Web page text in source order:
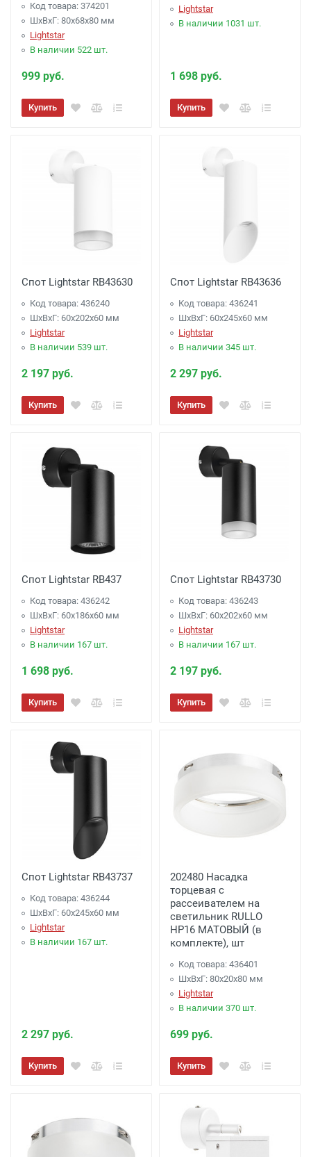
Код товара: 374201
ШхВхГ: 80x68x80 мм
Lightstar
В наличии 522 шт.
999 руб.
Купить
Lightstar
В наличии 1031 шт.
1 698 руб.
Купить
Спот Lightstar RB43630
Код товара: 436240
ШхВхГ: 60x202x60 мм
Lightstar
В наличии 539 шт.
2 197 руб.
Купить
Спот Lightstar RB43636
Код товара: 436241
ШхВхГ: 60x245x60 мм
Lightstar
В наличии 345 шт.
2 297 руб.
Купить
Спот Lightstar RB437
Код товара: 436242
ШхВхГ: 60x186x60 мм
Lightstar
В наличии 167 шт.
1 698 руб.
Купить
Спот Lightstar RB43730
Код товара: 436243
ШхВхГ: 60x202x60 мм
Lightstar
В наличии 167 шт.
2 197 руб.
Купить
Спот Lightstar RB43737
Код товара: 436244
ШхВхГ: 60x245x60 мм
Lightstar
В наличии 167 шт.
2 297 руб.
Купить
202480 Насадка
торцевая с
рассеивателем на
светильник RULLO
HP16 МАТОВЫЙ (в
комплекте), шт
Код товара: 436401
ШхВхГ: 80x20x80 мм
Lightstar
В наличии 370 шт.
699 руб.
Купить